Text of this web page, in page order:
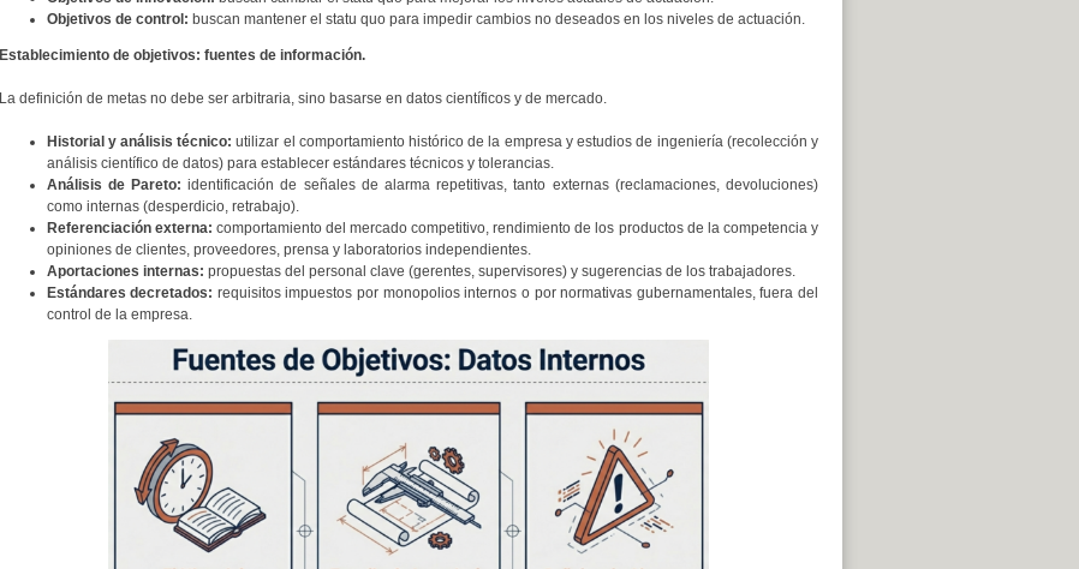
Objetivos de control: buscan mantener el statu quo para impedir cambios no deseados en los niveles de actuación.
Establecimiento de objetivos: fuentes de información.
La definición de metas no debe ser arbitraria, sino basarse en datos científicos y de mercado.
Historial y análisis técnico: utilizar el comportamiento histórico de la empresa y estudios de ingeniería (recolección y
análisis científico de datos) para establecer estándares técnicos y tolerancias.
Análisis de Pareto: identificación de señales de alarma repetitivas, tanto externas (reclamaciones, devoluciones)
como internas (desperdicio, retrabajo).
Referenciación externa: comportamiento del mercado competitivo, rendimiento de los productos de la competencia y
opiniones de clientes, proveedores, prensa y laboratorios independientes.
Aportaciones internas: propuestas del personal clave (gerentes, supervisores) y sugerencias de los trabajadores.
Estándares decretados: requisitos impuestos por monopolios internos o por normativas gubernamentales, fuera del
control de la empresa.